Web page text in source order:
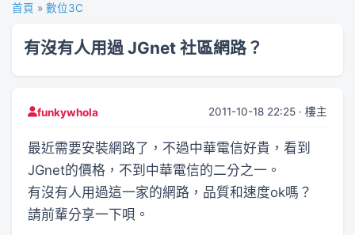
首頁 » 數位3C
有沒有人用過 JGnet 社區網路？
funkywhola 2011-10-18 22:25 · 樓主
最近需要安裝網路了，不過中華電信好貴，看到
JGnet的價格，不到中華電信的二分之一。
有沒有人用過這一家的網路，品質和速度ok嗎？
請前輩分享一下唄。